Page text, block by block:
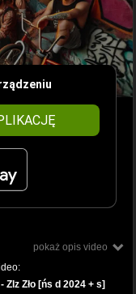
pokaż opis video
Zlz Zło [ńs d 2024 + s]